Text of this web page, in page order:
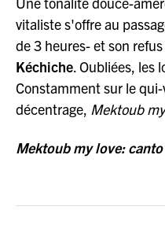
vitaliste s'offre au
de 3 heures- et son
Kéchiche. Oubliées, les
Constamment sur le
décentrage, Mektoub
Mektoub my love: